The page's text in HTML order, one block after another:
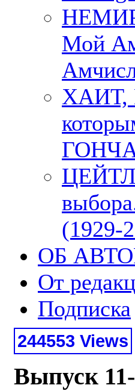
Мой
ХАИТ,
(1929-
ОБ
От
Подписка
244553 Views
Выпуск